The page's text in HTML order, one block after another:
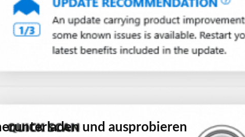
und ausprobieren